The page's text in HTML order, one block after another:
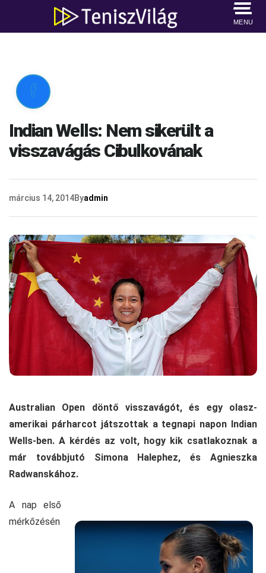
MENU

Indian Wells: Nem sikerült a
visszavágás Cibulkovának
március 14, 2014Byadmin
Australian Open döntő visszavágót, és egy olasz-
amerikai párharcot játszottak a tegnapi napon Indian
Wells-ben. A kérdés az volt, hogy kik csatlakoznak a
már továbbjutó Simona Halephez, és Agnieszka
Radwanskához.
A nap első
mérkőzésén